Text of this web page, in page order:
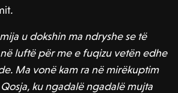
.
u dokshin ma ndryshe se të
luftë për me e fuqizu vetën edhe
Ma vonë kam ra në mirëkuptim
ku ngadalë ngadalë mujta